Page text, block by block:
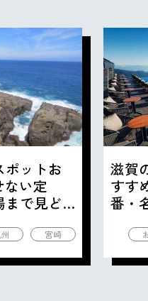
ポットお
ない定
で見ど
宮崎
滋賀
すす
番・